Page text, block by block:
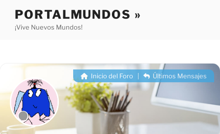
contenido
PORTALMUNDOS »
¡Vive Nuevos Mundos!
Inicio del Foro | Últimos Mensajes